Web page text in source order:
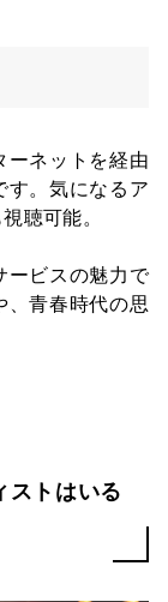
ーネットを経由
す。気になるア
聴可能。
ービスの魅力で
、青春時代の思
ストはいる